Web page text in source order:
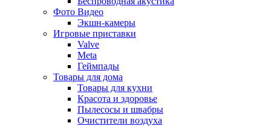
Фото Видео
Экшн-камеры
Игровые приставки
Valve
Meta
Геймпады
Товары для дома
Товары для кухни
Красота и здоровье
Пылесосы и швабры
Очистители воздуха